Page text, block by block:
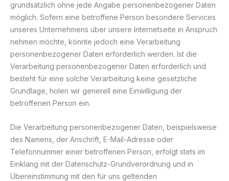
grundsätzlich ohne jede Angabe personenbezogener Daten
möglich. Sofern eine betroffene Person besondere Services
unseres Unternehmens über unsere Internetseite in Anspruch
nehmen möchte, könnte jedoch eine Verarbeitung
personenbezogener Daten erforderlich werden. Ist die
Verarbeitung personenbezogener Daten erforderlich und
besteht für eine solche Verarbeitung keine gesetzliche
Grundlage, holen wir generell eine Einwilligung der
betroffenen Person ein.
Die Verarbeitung personenbezogener Daten, beispielsweise
des Namens, der Anschrift, E-Mail-Adresse oder
Telefonnummer einer betroffenen Person, erfolgt stets im
Einklang mit der Datenschutz-Grundverordnung und in
Übereinstimmung mit den für uns geltenden